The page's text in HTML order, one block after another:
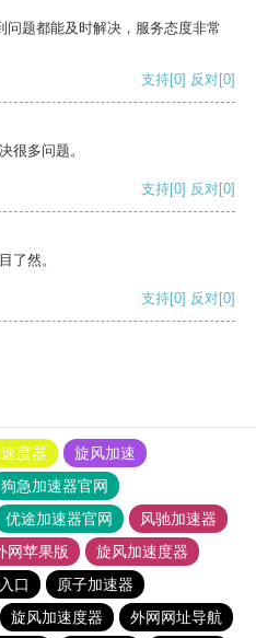
题都能及时解决，服务态度非常
支持[0] 反对[0]
很多问题。
支持[0] 反对[0]
了然。
支持[0] 反对[0]
度器
旋风加速
狗急加速器官网
优途加速器官网
风驰加速器
网苹果版
旋风加速度器
口
原子加速器
旋风加速度器
外网网址导航